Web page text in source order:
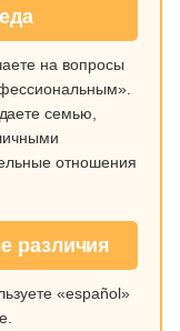
на вопросы
семью,
отношения
различия
«español»